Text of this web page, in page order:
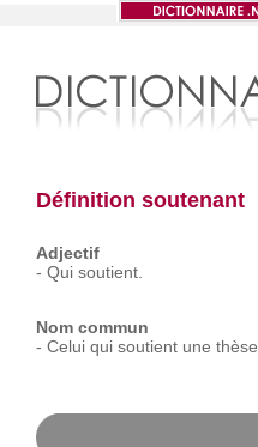
Définition soutenant
Adjectif
- Qui soutient.
Nom commun
- Celui qui soutient une thèse.